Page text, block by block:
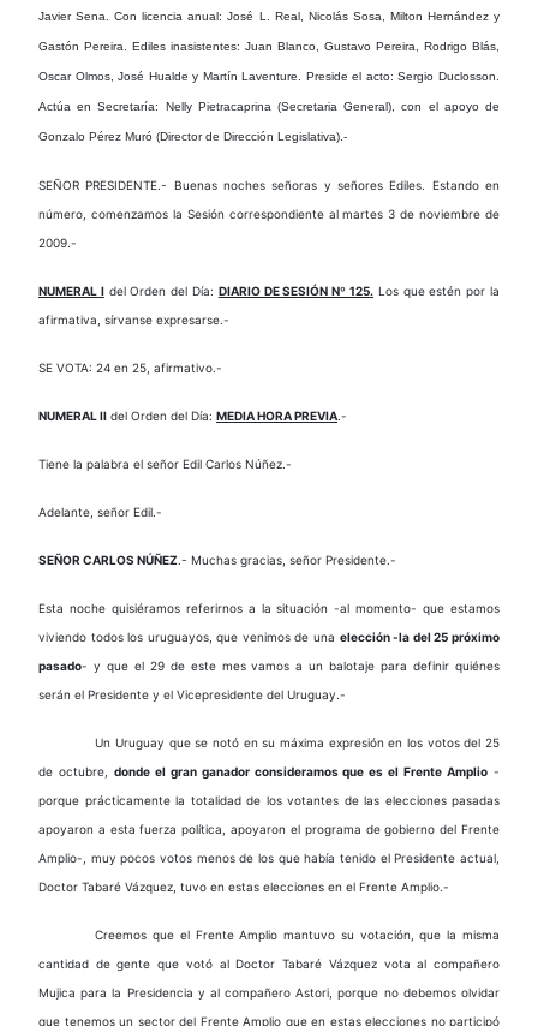
Javier Sena.Con licencia anual: José L. Real, Nicolás Sosa, Milton Hernández y
Gastón Pereira. Ediles inasistentes: Juan Blanco, Gustavo Pereira, Rodrigo Blás,
Oscar Olmos, José Hualde y Martín Laventure. Preside el acto: Sergio Duclosson.
Actúa en Secretaría: Nelly Pietracaprina (Secretaria General), con el apoyo de
Gonzalo Pérez Muró (Director de Dirección Legislativa).-
SEÑOR PRESIDENTE.- Buenas noches señoras y señores Ediles. Estando en
número, comenzamos la Sesión correspondiente al martes 3 de noviembre de
2009.-
NUMERAL Idel Orden del Día: DIARIO DE SESIÓN Nº 125. Los que estén por la
afirmativa, sírvanse expresarse.-
SE VOTA: 24 en 25, afirmativo.-
NUMERAL II del Orden del Día: MEDIA HORA PREVIA.-
Tiene la palabra el señor Edil Carlos Núñez.-
Adelante, señor Edil.-
SEÑOR CARLOS NÚÑEZ.- Muchas gracias, señor Presidente.-
Esta noche quisiéramos referirnos a la situación -al momento- que estamos
viviendo todos los uruguayos, que venimos de una elección -la del 25 próximo
pasado- y que el 29 de este mes vamos a un balotaje para definir quiénes
serán el Presidente y el Vicepresidente del Uruguay.-
Un Uruguay que se notó en su máxima expresión en los votos del 25
de octubre, donde el gran ganador consideramos que es el Frente Amplio -
porque prácticamente la totalidad de los votantes de las elecciones pasadas
apoyaron a esta fuerza política, apoyaron el programa de gobierno del Frente
Amplio-, muy pocos votos menos de los que había tenido el Presidente actual,
Doctor Tabaré Vázquez, tuvo en estas elecciones en el Frente Amplio.-
Creemos que el Frente Amplio mantuvo su votación, que la misma
cantidad de gente que votó al Doctor Tabaré Vázquez vota al compañero
Mujica para la Presidencia y al compañero Astori, porque no debemos olvidar
que tenemos un sector del Frente Amplio que en estas elecciones no participó